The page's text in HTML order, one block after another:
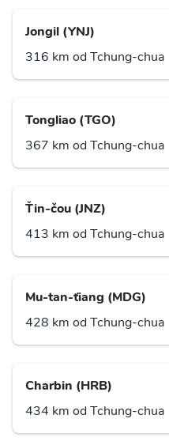
Jongil (YNJ)
316 km od Tchung-chua
Tongliao (TGO)
367 km od Tchung-chua
Ťin-čou (JNZ)
413 km od Tchung-chua
Mu-tan-ťiang (MDG)
428 km od Tchung-chua
Charbin (HRB)
434 km od Tchung-chua